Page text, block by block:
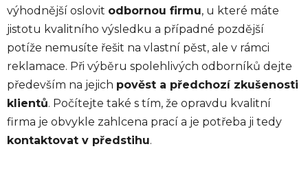
výhodnější oslovit odbornou firmu, u které máte
jistotu kvalitního výsledku a případné pozdější
potíže nemusíte řešit na vlastní pěst, ale v rámci
reklamace. Při výběru spolehlivých odborníků dejte
především na jejich pověst a předchozí zkušenosti
klientů. Počítejte také s tím, že opravdu kvalitní
firma je obvykle zahlcena prací a je potřeba ji tedy
kontaktovat v předstihu.